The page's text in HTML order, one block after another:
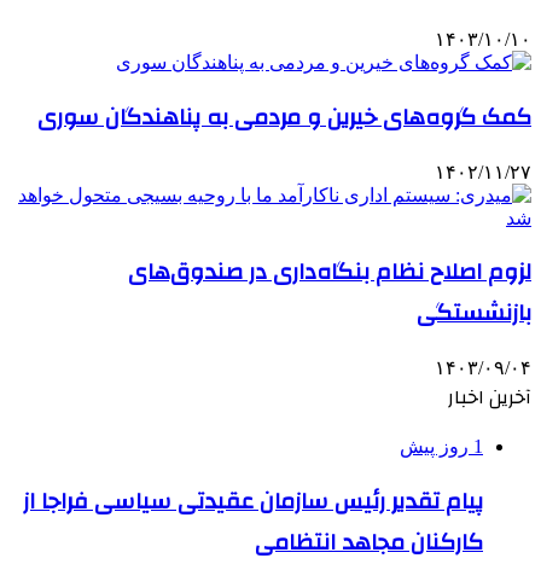
۱۴۰۳/۱۰/۱۰
کمک گروه‌های خیرین و مردمی به پناهندگان سوری
۱۴۰۲/۱۱/۲۷
لزوم اصلاح نظام بنگاه‌داری در صندوق‌های
بازنشستگی
۱۴۰۳/۰۹/۰۴
آخرین اخبار
1 روز پیش
پیام تقدیر رئیس سازمان عقیدتی سیاسی فراجا از
کارکنان مجاهد انتظامی